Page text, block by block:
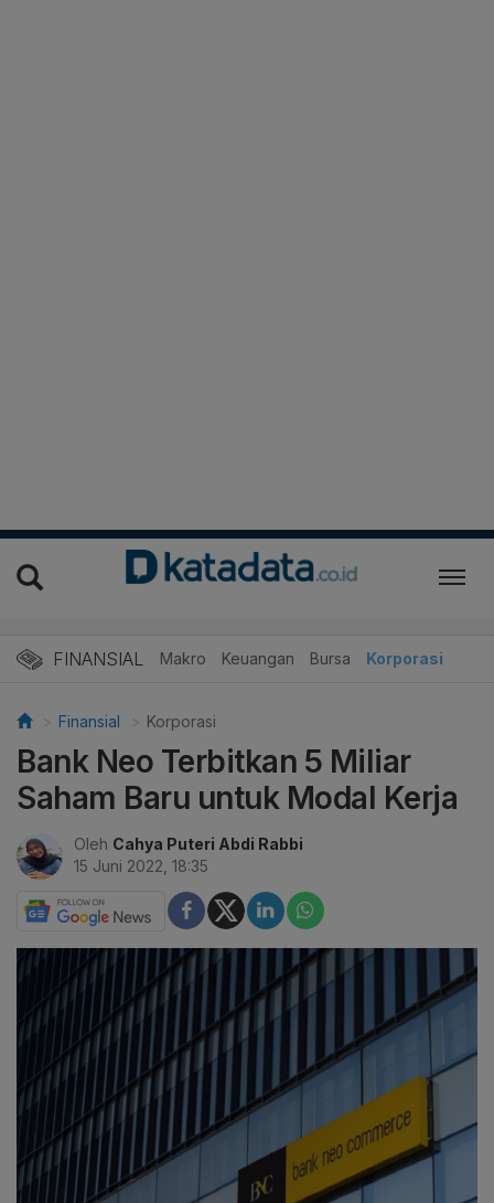
FINANSIAL Makro Keuangan Bursa Korporasi
Finansial Korporasi
Bank Neo Terbitkan 5 Miliar
Saham Baru untuk Modal Kerja
Oleh Cahya Puteri Abdi Rabbi
15 Juni 2022, 18:35